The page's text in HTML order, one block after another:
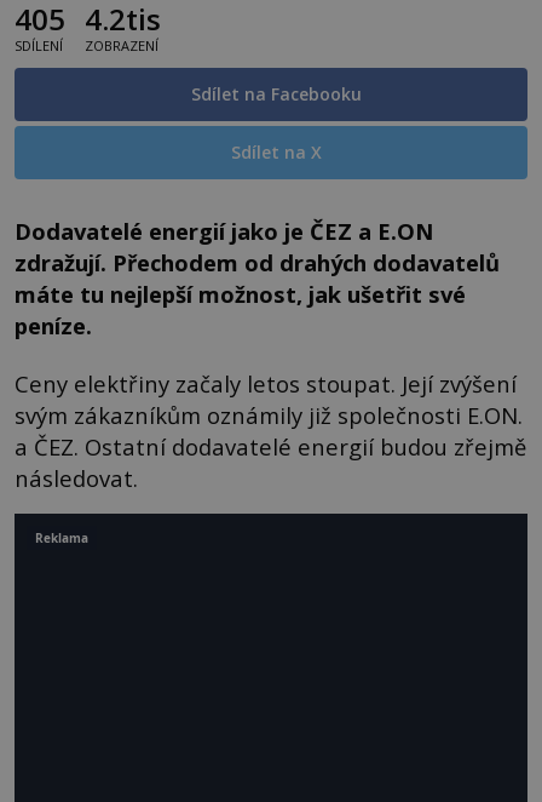
405
SDÍLENÍ
4.2tis
ZOBRAZENÍ
Sdílet na Facebooku
Sdílet na X
Dodavatelé energií jako je ČEZ a E.ON
zdražují. Přechodem od drahých dodavatelů
máte tu nejlepší možnost, jak ušetřit své
peníze.
Ceny elektřiny začaly letos stoupat. Její zvýšení
svým zákazníkům oznámily již společnosti E.ON.
a ČEZ. Ostatní dodavatelé energií budou zřejmě
následovat.
Reklama